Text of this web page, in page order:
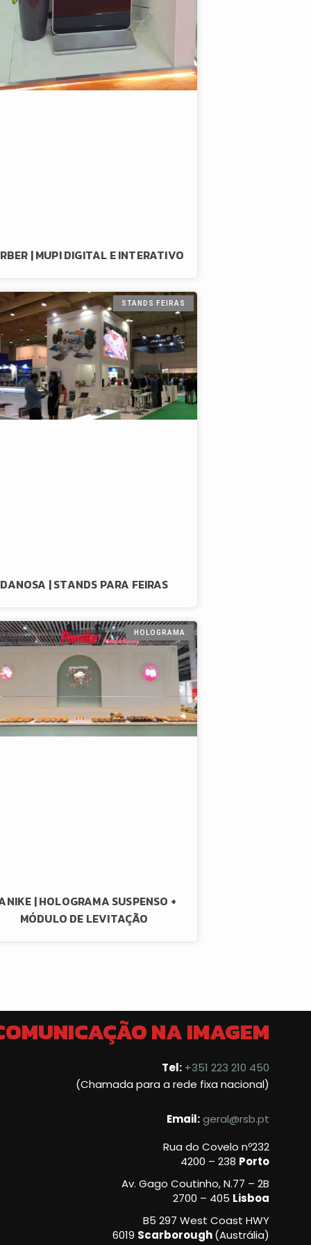
| MUPI DIGITAL E INTERATIVO
STANDS FEIRAS
DANOSA | STANDS PARA FEIRAS
HOLOGRAMA
| HOLOGRAMA SUSPENSO +
MÓDULO DE LEVITAÇÃO
NA IMAGEM
Tel: +351 223 210 450
(Chamada para a rede fixa nacional)
Email:geral@rsb.pt
Rua do Covelo nº232
4200 – 238 Porto
Av. Gago Coutinho, N.77 – 2B
2700 – 405 Lisboa
B5 297 West Coast HWY
6019 Scarborough(Austrália)